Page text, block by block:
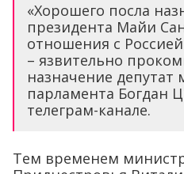
«Хорошего посла
президента Майи
отношения с
– язвительно
назначение депутат
парламента Богдан
телеграм-канале.
Тем временем